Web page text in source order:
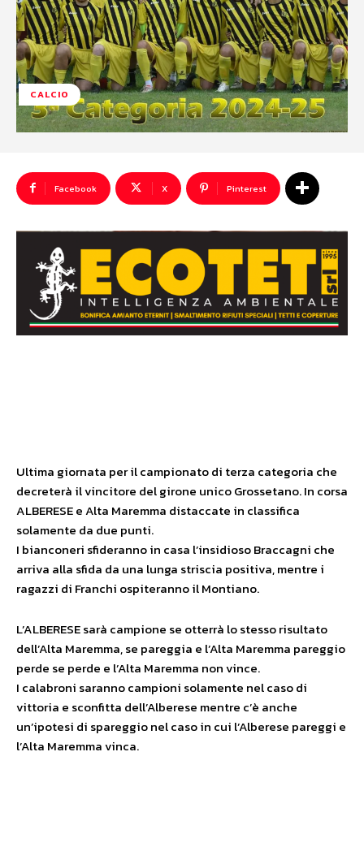
CALCIO
Facebook X Pinterest
Ultima giornata per il campionato di terza categoria che
decreterà il vincitore del girone unico Grossetano. In corsa
ALBERESE e Alta Maremma distaccate in classifica
solamente da due punti.
I bianconeri sfideranno in casa l’insidioso Braccagni che
arriva alla sfida da una lunga striscia positiva, mentre i
ragazzi di Franchi ospiteranno il Montiano.
L’ALBERESE sarà campione se otterrà lo stesso risultato
dell’Alta Maremma, se pareggia e l’Alta Maremma pareggio
perde se perde e l’Alta Maremma non vince.
I calabroni saranno campioni solamente nel caso di
vittoria e sconfitta dell’Alberese mentre c’è anche
un’ipotesi di spareggio nel caso in cui l’Alberese pareggi e
l’Alta Maremma vinca.